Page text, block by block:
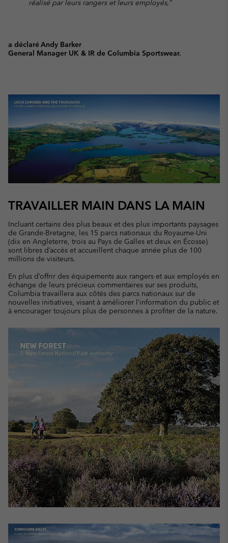
réalisé par leurs rangers et leurs employés,”
a déclaré Andy Barker
General Manager UK & IR de Columbia Sportswear.
TRAVAILLER MAIN DANS LA MAIN
Incluant certains des plus beaux et des plus importants paysages
de Grande-Bretagne, les 15 parcs nationaux du Royaume-Uni
(dix en Angleterre, trois au Pays de Galles et deux en Écosse)
sont libres d’accès et accueillent chaque année plus de 100
millions de visiteurs.
En plus d’offrir des équipements aux rangers et aux employés en
échange de leurs précieux commentaires sur ses produits,
Columbia travaillera aux côtés des parcs nationaux sur de
nouvelles initiatives, visant à améliorer l’information du public et
à encourager toujours plus de personnes à profiter de la nature.